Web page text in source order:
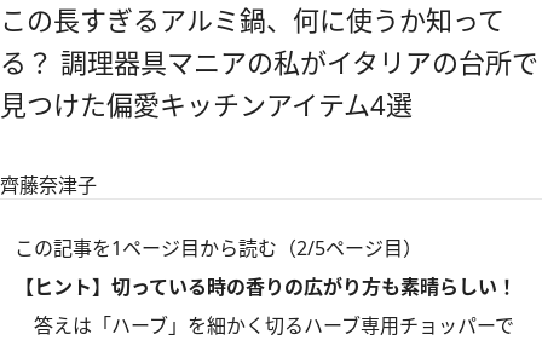
この長すぎるアルミ鍋、何に使うか知って
る？ 調理器具マニアの私がイタリアの台所で
見つけた偏愛キッチンアイテム4選
齊藤奈津子
この記事を1ページ目から読む（2/5ページ目）
【ヒント】切っている時の香りの広がり方も素晴らしい！
答えは「ハーブ」を細かく切るハーブ専用チョッパーで